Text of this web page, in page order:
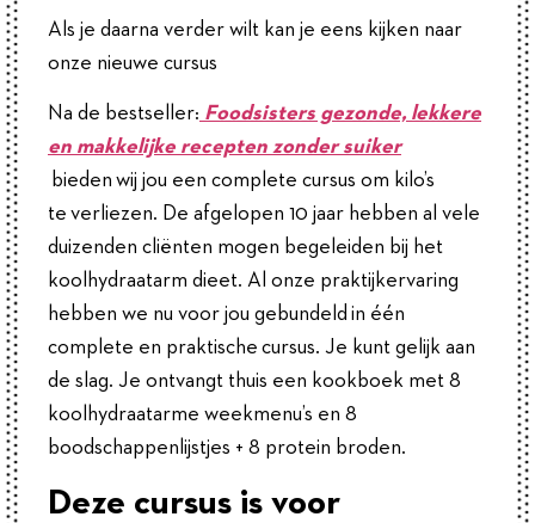
Als je daarna verder wilt kan je eens kijken naar
onze nieuwe cursus
Na de bestseller: Foodsisters gezonde, lekkere
en makkelijke recepten zonder suiker
bieden wij jou een complete cursus om kilo’s
te verliezen. De afgelopen 10 jaar hebben al vele
duizenden cliënten mogen begeleiden bij het
koolhydraatarm dieet. Al onze praktijkervaring
hebben we nu voor jou gebundeld in één
complete en praktische cursus. Je kunt gelijk aan
de slag. Je ontvangt thuis een kookboek met 8
koolhydraatarme weekmenu’s en 8
boodschappenlijstjes + 8 protein broden.
Deze cursus is voor